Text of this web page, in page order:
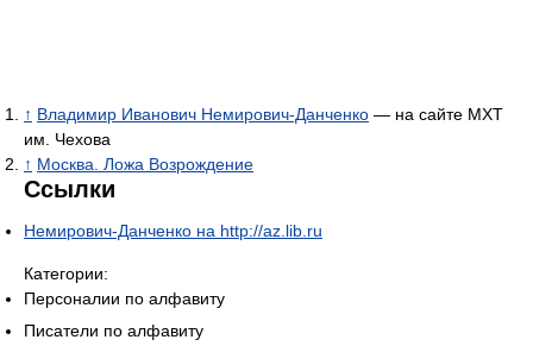
↑ Владимир Иванович Немирович-Данченко — на сайте МХТ
им. Чехова
↑ Москва. Ложа Возрождение
Ссылки
Немирович-Данченко на http://az.lib.ru
Категории:
Персоналии по алфавиту
Писатели по алфавиту